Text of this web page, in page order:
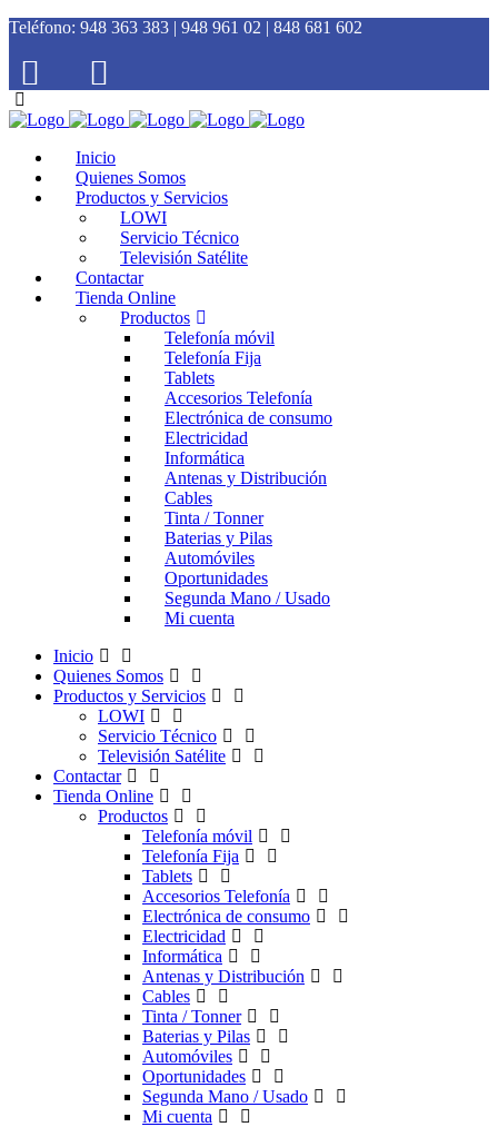
Teléfono: 948 363 383 | 948 961 02 | 848 681 602
Inicio
Quienes Somos
Productos y Servicios
LOWI
Servicio Técnico
Televisión Satélite
Contactar
Tienda Online
Productos
Telefonía móvil
Telefonía Fija
Tablets
Accesorios Telefonía
Electrónica de consumo
Electricidad
Informática
Antenas y Distribución
Cables
Tinta / Tonner
Baterias y Pilas
Automóviles
Oportunidades
Segunda Mano / Usado
Mi cuenta
Inicio
Quienes Somos
Productos y Servicios
LOWI
Servicio Técnico
Televisión Satélite
Contactar
Tienda Online
Productos
Telefonía móvil
Telefonía Fija
Tablets
Accesorios Telefonía
Electrónica de consumo
Electricidad
Informática
Antenas y Distribución
Cables
Tinta / Tonner
Baterias y Pilas
Automóviles
Oportunidades
Segunda Mano / Usado
Mi cuenta